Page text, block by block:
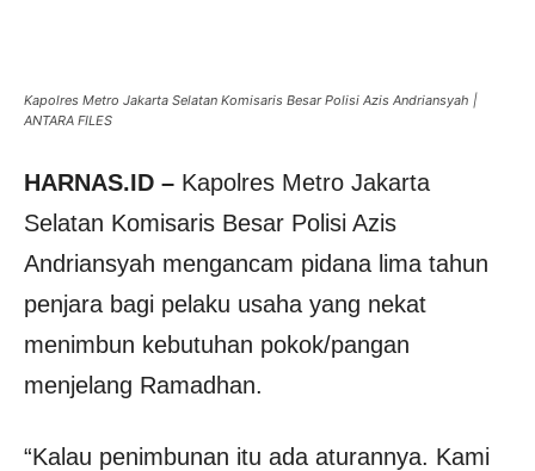
Kapolres Metro Jakarta Selatan Komisaris Besar Polisi Azis Andriansyah |
ANTARA FILES
HARNAS.ID – Kapolres Metro Jakarta
Selatan Komisaris Besar Polisi Azis
Andriansyah mengancam pidana lima tahun
penjara bagi pelaku usaha yang nekat
menimbun kebutuhan pokok/pangan
menjelang Ramadhan.
“Kalau penimbunan itu ada aturannya. Kami